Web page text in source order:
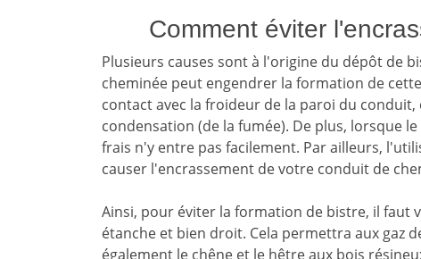
Comment éviter
Plusieurs causes sont à l'origine du dépôt de
cheminée peut engendrer la formation de
contact avec la froideur de la paroi du
condensation (de la fumée). De plus, lorsque
frais n'y entre pas facilement. Par ailleurs,
causer l'encrassement de votre conduit de
Ainsi, pour éviter la formation de bistre, il faut
étanche et bien droit. Cela permettra aux gaz
également le chêne et le hêtre aux bois